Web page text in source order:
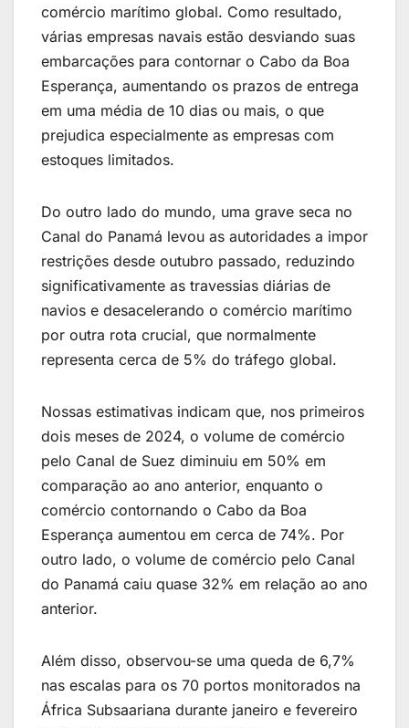
comércio marítimo global. Como resultado,
várias empresas navais estão desviando suas
embarcações para contornar o Cabo da Boa
Esperança, aumentando os prazos de entrega
em uma média de 10 dias ou mais, o que
prejudica especialmente as empresas com
estoques limitados.
Do outro lado do mundo, uma grave seca no
Canal do Panamá levou as autoridades a impor
restrições desde outubro passado, reduzindo
significativamente as travessias diárias de
navios e desacelerando o comércio marítimo
por outra rota crucial, que normalmente
representa cerca de 5% do tráfego global.
Nossas estimativas indicam que, nos primeiros
dois meses de 2024, o volume de comércio
pelo Canal de Suez diminuiu em 50% em
comparação ao ano anterior, enquanto o
comércio contornando o Cabo da Boa
Esperança aumentou em cerca de 74%. Por
outro lado, o volume de comércio pelo Canal
do Panamá caiu quase 32% em relação ao ano
anterior.
Além disso, observou-se uma queda de 6,7%
nas escalas para os 70 portos monitorados na
África Subsaariana durante janeiro e fevereiro